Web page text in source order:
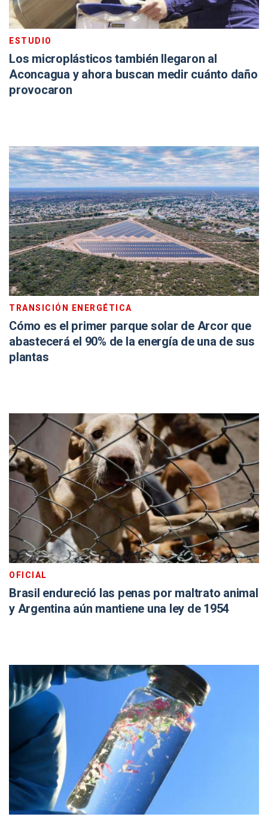
ESTUDIO
Los microplásticos también llegaron al
Aconcagua y ahora buscan medir cuánto daño
provocaron
TRANSICIÓN ENERGÉTICA
Cómo es el primer parque solar de Arcor que
abastecerá el 90% de la energía de una de sus
plantas
OFICIAL
Brasil endureció las penas por maltrato animal
y Argentina aún mantiene una ley de 1954